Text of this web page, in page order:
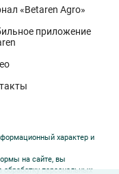
«Щёлково
2025 году.
на приёмы
реестр
такая
«Betaren Agro»
приложение
характер и
на сайте, вы
обработку персональных